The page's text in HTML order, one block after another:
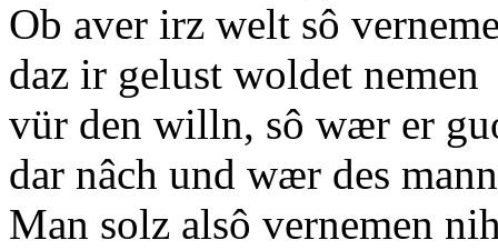
Ob aver irz welt sô
daz ir gelust woldet nemen
vür den willn, sô wær er
dar nâch und wær des
Man solz alsô vernemen